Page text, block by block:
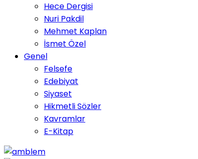
Hece Dergisi
Nuri Pakdil
Mehmet Kaplan
İsmet Özel
Genel
Felsefe
Edebiyat
Siyaset
Hikmetli Sözler
Kavramlar
E-Kitap